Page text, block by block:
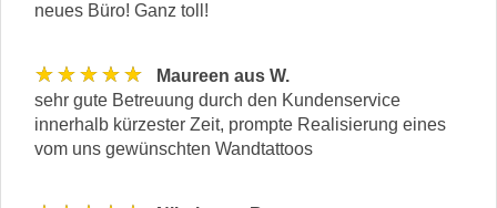
neues Büro! Ganz toll!
★★★★★
Maureen aus W.
sehr gute Betreuung durch den Kundenservice
innerhalb kürzester Zeit, prompte Realisierung eines
vom uns gewünschten Wandtattoos